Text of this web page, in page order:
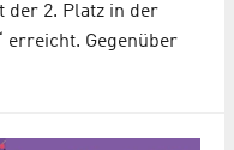
der 2. Platz in der
erreicht. Gegenüber